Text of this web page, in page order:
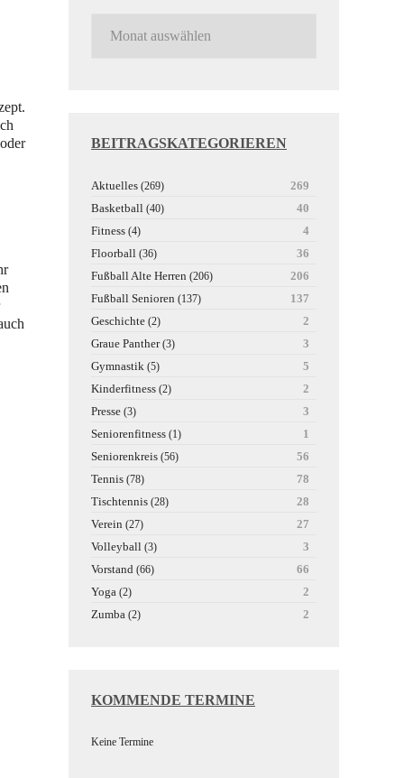
BEITRAGSKATEGORIEREN
Aktuelles (269)
269
Basketball (40)
40
Fitness (4)
4
Floorball (36)
36
Fußball Alte Herren (206)
206
Fußball Senioren (137)
137
Geschichte (2)
2
Graue Panther(3)
3
Gymnastik (5)
5
Kinderfitness (2)
2
Presse (3)
3
Seniorenfitness (1)
1
Seniorenkreis (56)
56
Tennis (78)
78
Tischtennis (28)
28
Verein (27)
27
Volleyball (3)
3
Vorstand (66)
66
Yoga (2)
2
Zumba (2) 2
KOMMENDE TERMINE
Keine Termine